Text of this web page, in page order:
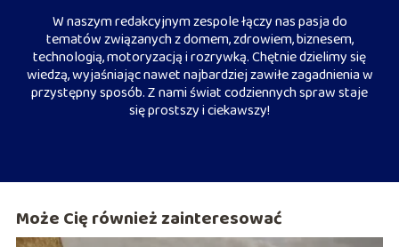
W naszym redakcyjnym zespole łączy nas pasja do
tematów związanych z domem, zdrowiem, biznesem,
technologią, motoryzacją i rozrywką. Chętnie dzielimy się
wiedzą, wyjaśniając nawet najbardziej zawiłe zagadnienia w
przystępny sposób. Z nami świat codziennych spraw staje
się prostszy i ciekawszy!
Może Cię również zainteresować